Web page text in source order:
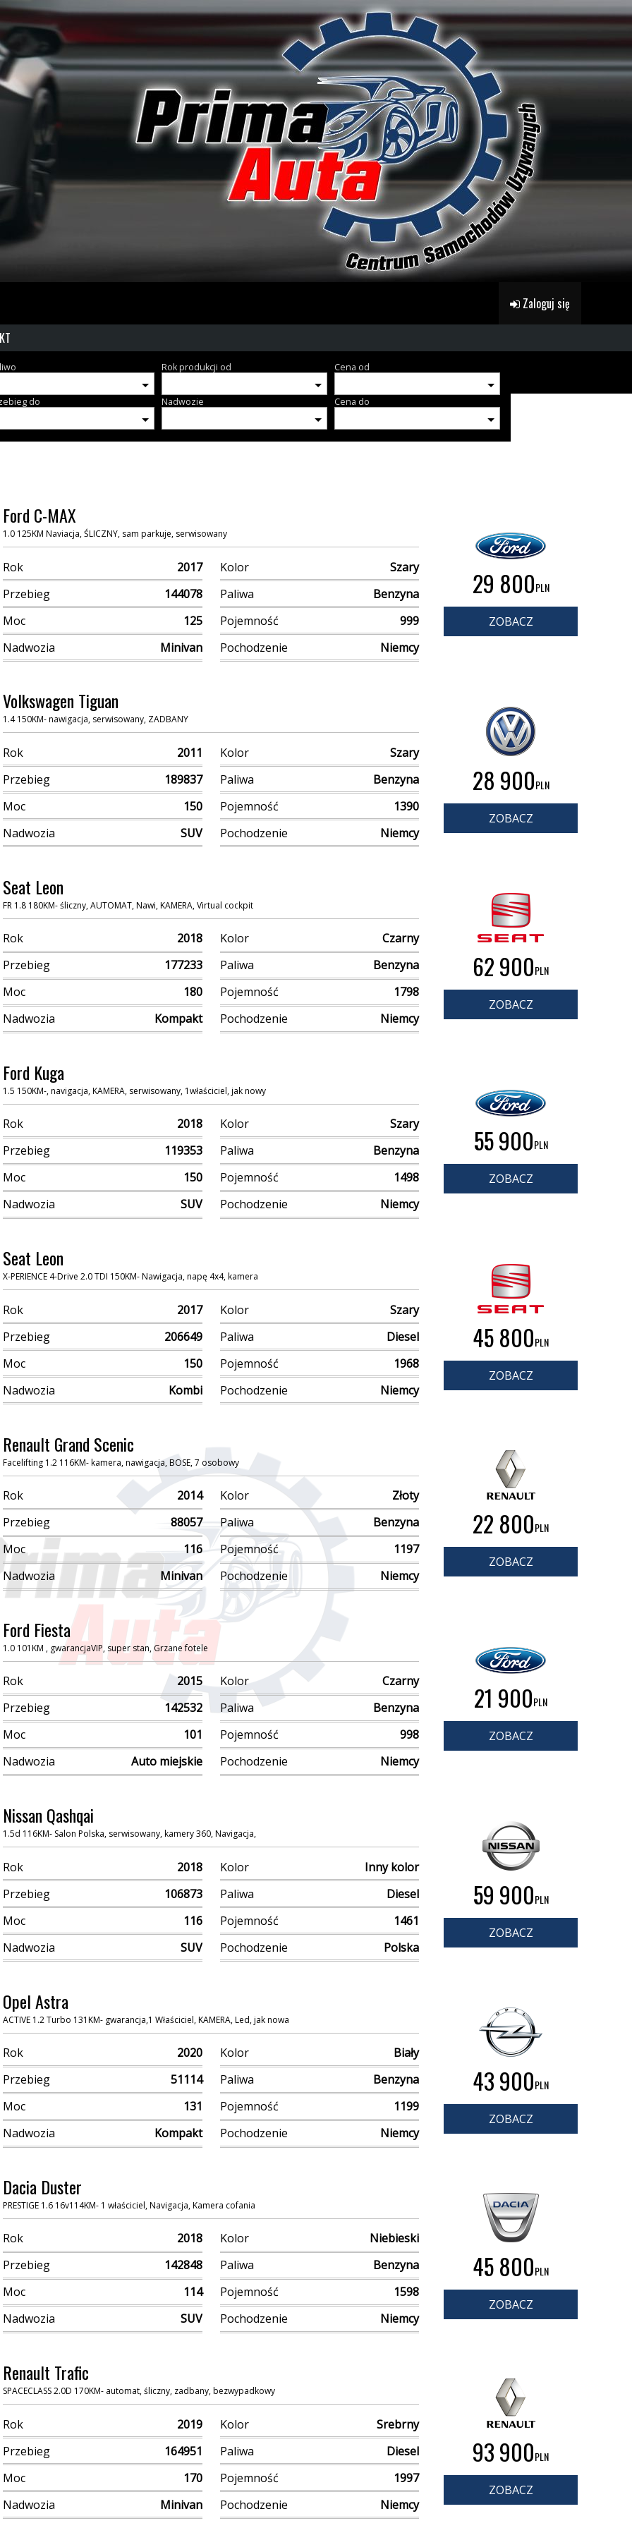
Zaloguj się
Rok produkcji od Cena od
do Nadwozie Cena do
Ford C-MAX
1.0 125KM Naviacja, ŚLICZNY, sam parkuje, serwisowany
Rok 2017 Kolor
Szary
Przebieg
144078 Paliwa
Benzyna
Moc
125 Pojemność
999
Nadwozia
Minivan Pochodzenie Niemcy
29 800PLN
ZOBACZ
Volkswagen Tiguan
1.4 150KM- nawigacja, serwisowany, ZADBANY
Rok 2011 Kolor
Szary
Przebieg
189837 Paliwa
Benzyna
Moc
150 Pojemność
1390
Nadwozia
SUV Pochodzenie Niemcy
28 900PLN
ZOBACZ
Seat Leon
FR 1.8 180KM- śliczny, AUTOMAT, Nawi, KAMERA, Virtual cockpit
Rok 2018 Kolor
Czarny
Przebieg
177233 Paliwa
Benzyna
Moc
180 Pojemność
1798
Nadwozia
Kompakt Pochodzenie Niemcy
62 900PLN
ZOBACZ
Ford Kuga
1.5 150KM-, navigacja, KAMERA, serwisowany, 1właściciel, jak nowy
Rok 2018 Kolor
Szary
Przebieg
119353 Paliwa
Benzyna
Moc
150 Pojemność
1498
Nadwozia
SUV Pochodzenie Niemcy
55 900PLN
ZOBACZ
Seat Leon
X-PERIENCE 4-Drive 2.0 TDI 150KM- Nawigacja, napę 4x4, kamera
Rok 2017 Kolor
Szary
Przebieg
206649 Paliwa
Diesel
Moc
150 Pojemność
1968
Nadwozia
Kombi Pochodzenie Niemcy
45 800PLN
ZOBACZ
Renault Grand Scenic
Facelifting 1.2 116KM- kamera, nawigacja, BOSE, 7 osobowy
Rok 2014 Kolor
Złoty
Przebieg
88057 Paliwa
Benzyna
Moc
116 Pojemność
1197
Nadwozia
Minivan Pochodzenie Niemcy
22 800PLN
ZOBACZ
Ford Fiesta
1.0 101KM , gwarancjaVIP, super stan, Grzane fotele
Rok 2015 Kolor
Czarny
Przebieg
142532 Paliwa
Benzyna
Moc
101 Pojemność
998
Nadwozia
Auto miejskie Pochodzenie Niemcy
21 900PLN
ZOBACZ
Nissan Qashqai
1.5d 116KM- Salon Polska, serwisowany, kamery 360, Navigacja,
Rok 2018 Kolor
Inny kolor
Przebieg
106873 Paliwa
Diesel
Moc
116 Pojemność
1461
Nadwozia
SUV Pochodzenie Polska
59 900PLN
ZOBACZ
Opel Astra
ACTIVE 1.2 Turbo 131KM- gwarancja,1 Właściciel, KAMERA, Led, jak nowa
Rok 2020 Kolor
Biały
Przebieg
51114 Paliwa
Benzyna
Moc
131 Pojemność
1199
Nadwozia
Kompakt Pochodzenie Niemcy
43 900PLN
ZOBACZ
Dacia Duster
PRESTIGE 1.6 16v114KM- 1 właściciel, Navigacja, Kamera cofania
Rok 2018 Kolor
Niebieski
Przebieg
142848 Paliwa
Benzyna
Moc
114 Pojemność
1598
Nadwozia
SUV Pochodzenie Niemcy
45 800PLN
ZOBACZ
Renault Trafic
SPACECLASS 2.0D 170KM- automat, śliczny, zadbany, bezwypadkowy
Rok 2019 Kolor
Srebrny
Przebieg
164951 Paliwa
Diesel
Moc
170 Pojemność
1997
Nadwozia
Minivan Pochodzenie Niemcy
93 900PLN
ZOBACZ